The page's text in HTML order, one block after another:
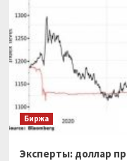
Биржа
Эксперты: доллар